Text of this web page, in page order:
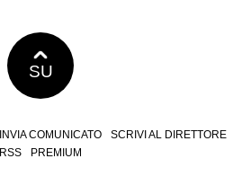
SU
INVIA COMUNICATO
SCRIVI AL DIRETTORE
RSS
PREMIUM